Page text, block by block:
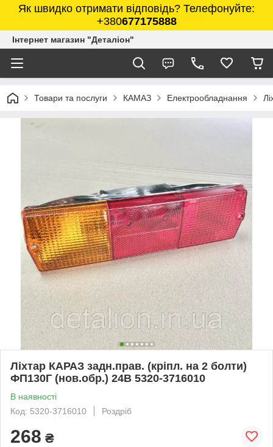
Як швидко отримати відповідь? Телефонуйте:
+380677175888
Інтернет магазин "Деталіон"
Товари та послуги КАМАЗ Електрообладнання
Ліхтар КАРАЗ задн.прав. (кріпл. на 2 болти)
ФП130Г (нов.обр.) 24В 5320-3716010
В наявності
Код: 5320-3716010
Роздріб
268 ₴